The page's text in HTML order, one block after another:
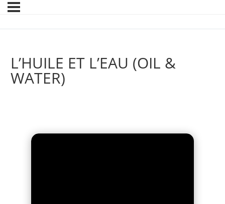
L’HUILE ET L’EAU (OIL &
WATER)